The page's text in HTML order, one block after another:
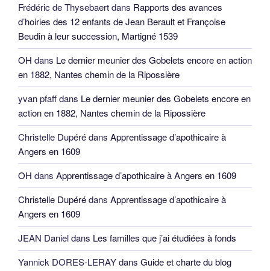
Frédéric de Thysebaertdans Rapports des avances
d’hoiries des 12 enfants de Jean Berault et Françoise
Beudin à leur succession, Martigné 1539
OH dans Le dernier meunier des Gobelets encore en action
en 1882, Nantes chemin de la Ripossière
yvan pfaffdans Le dernier meunier des Gobelets encore en
action en 1882, Nantes chemin de la Ripossière
Christelle Dupérédans Apprentissage d’apothicaire à
Angers en 1609
OH dans Apprentissage d’apothicaire à Angers en 1609
Christelle Dupérédans Apprentissage d’apothicaire à
Angers en 1609
JEAN Danieldans Les familles que j’ai étudiées à fonds
Yannick DORES-LERAYdans Guide et charte du blog